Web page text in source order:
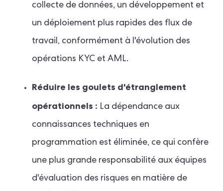
collecte de données, un développement et
un déploiement plus rapides des flux de
travail, conformément à l'évolution des
opérations KYC et AML.
Réduire les goulets d'étranglement
opérationnels : La dépendance aux
connaissances techniques en
programmation est éliminée, ce qui confère
une plus grande responsabilité aux équipes
d'évaluation des risques en matière de